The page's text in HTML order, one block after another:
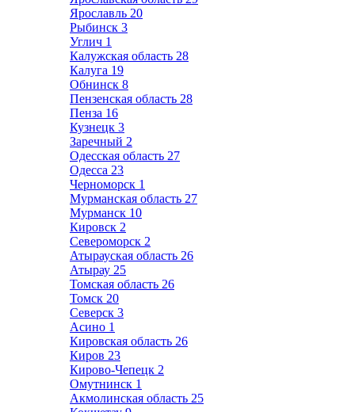
Ярославль 20
Рыбинск 3
Углич 1
Калужская область 28
Калуга 19
Обнинск 8
Пензенская область 28
Пенза 16
Кузнецк 3
Заречный 2
Одесская область 27
Одесса 23
Черноморск 1
Мурманская область 27
Мурманск 10
Кировск 2
Североморск 2
Атырауская область 26
Атырау 25
Томская область 26
Томск 20
Северск 3
Асино 1
Кировская область 26
Киров 23
Кирово-Чепецк 2
Омутнинск 1
Акмолинская область 25